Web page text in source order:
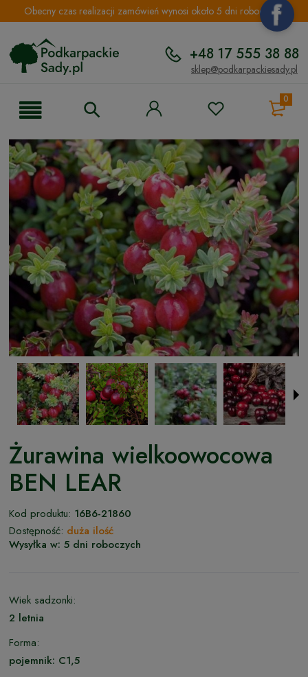
Obecny czas realizacji zamówień wynosi około 5 dni roboczych.
+48 17 555 38 88
sklep@podkarpackiesady.pl
0
Żurawina wielkoowocowa
BEN LEAR
Kod produktu: 16B6-21860
Dostępność: duża ilość
Wysyłka w: 5 dni roboczych
Wiek sadzonki:
2 letnia
Forma:
pojemnik: C1,5